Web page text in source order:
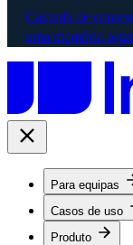
Camada de
uma memória
Para equipas
Casos de uso
Produto